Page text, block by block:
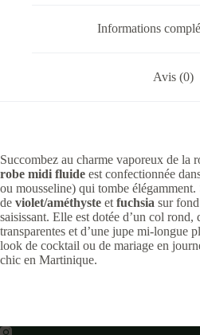
Informations
Avis (0)
Succombez au charme vaporeux de la
robe midi fluide est confectionnée
ou mousseline) qui tombe élégamment.
de violet/améthyste et fuchsia sur
saisissant. Elle est dotée d’un col rond,
transparentes et d’une jupe mi-longue
look de cocktail ou de mariage en
chic en Martinique.